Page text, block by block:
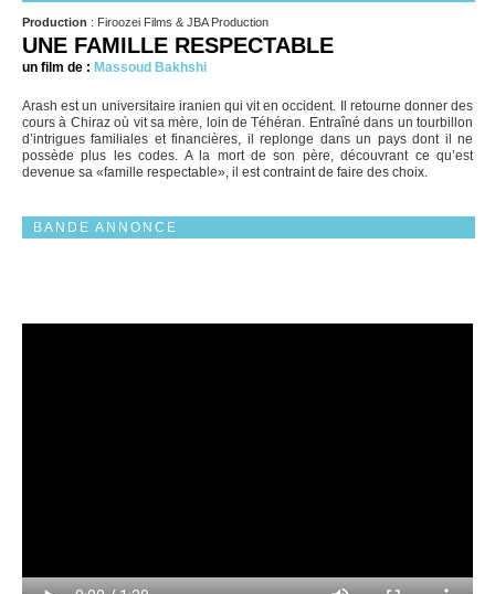
Production : Firoozei Films & JBA Production
UNE FAMILLE RESPECTABLE
un film de : Massoud Bakhshi
Arash est un universitaire iranien qui vit en occident. Il retourne donner des
cours à Chiraz où vit sa mère, loin de Téhéran. Entraîné dans un tourbillon
d’intrigues familiales et financières, il replonge dans un pays dont il ne
possède plus les codes. A la mort de son père, découvrant ce qu’est
devenue sa «famille respectable», il est contraint de faire des choix.
BANDE ANNONCE